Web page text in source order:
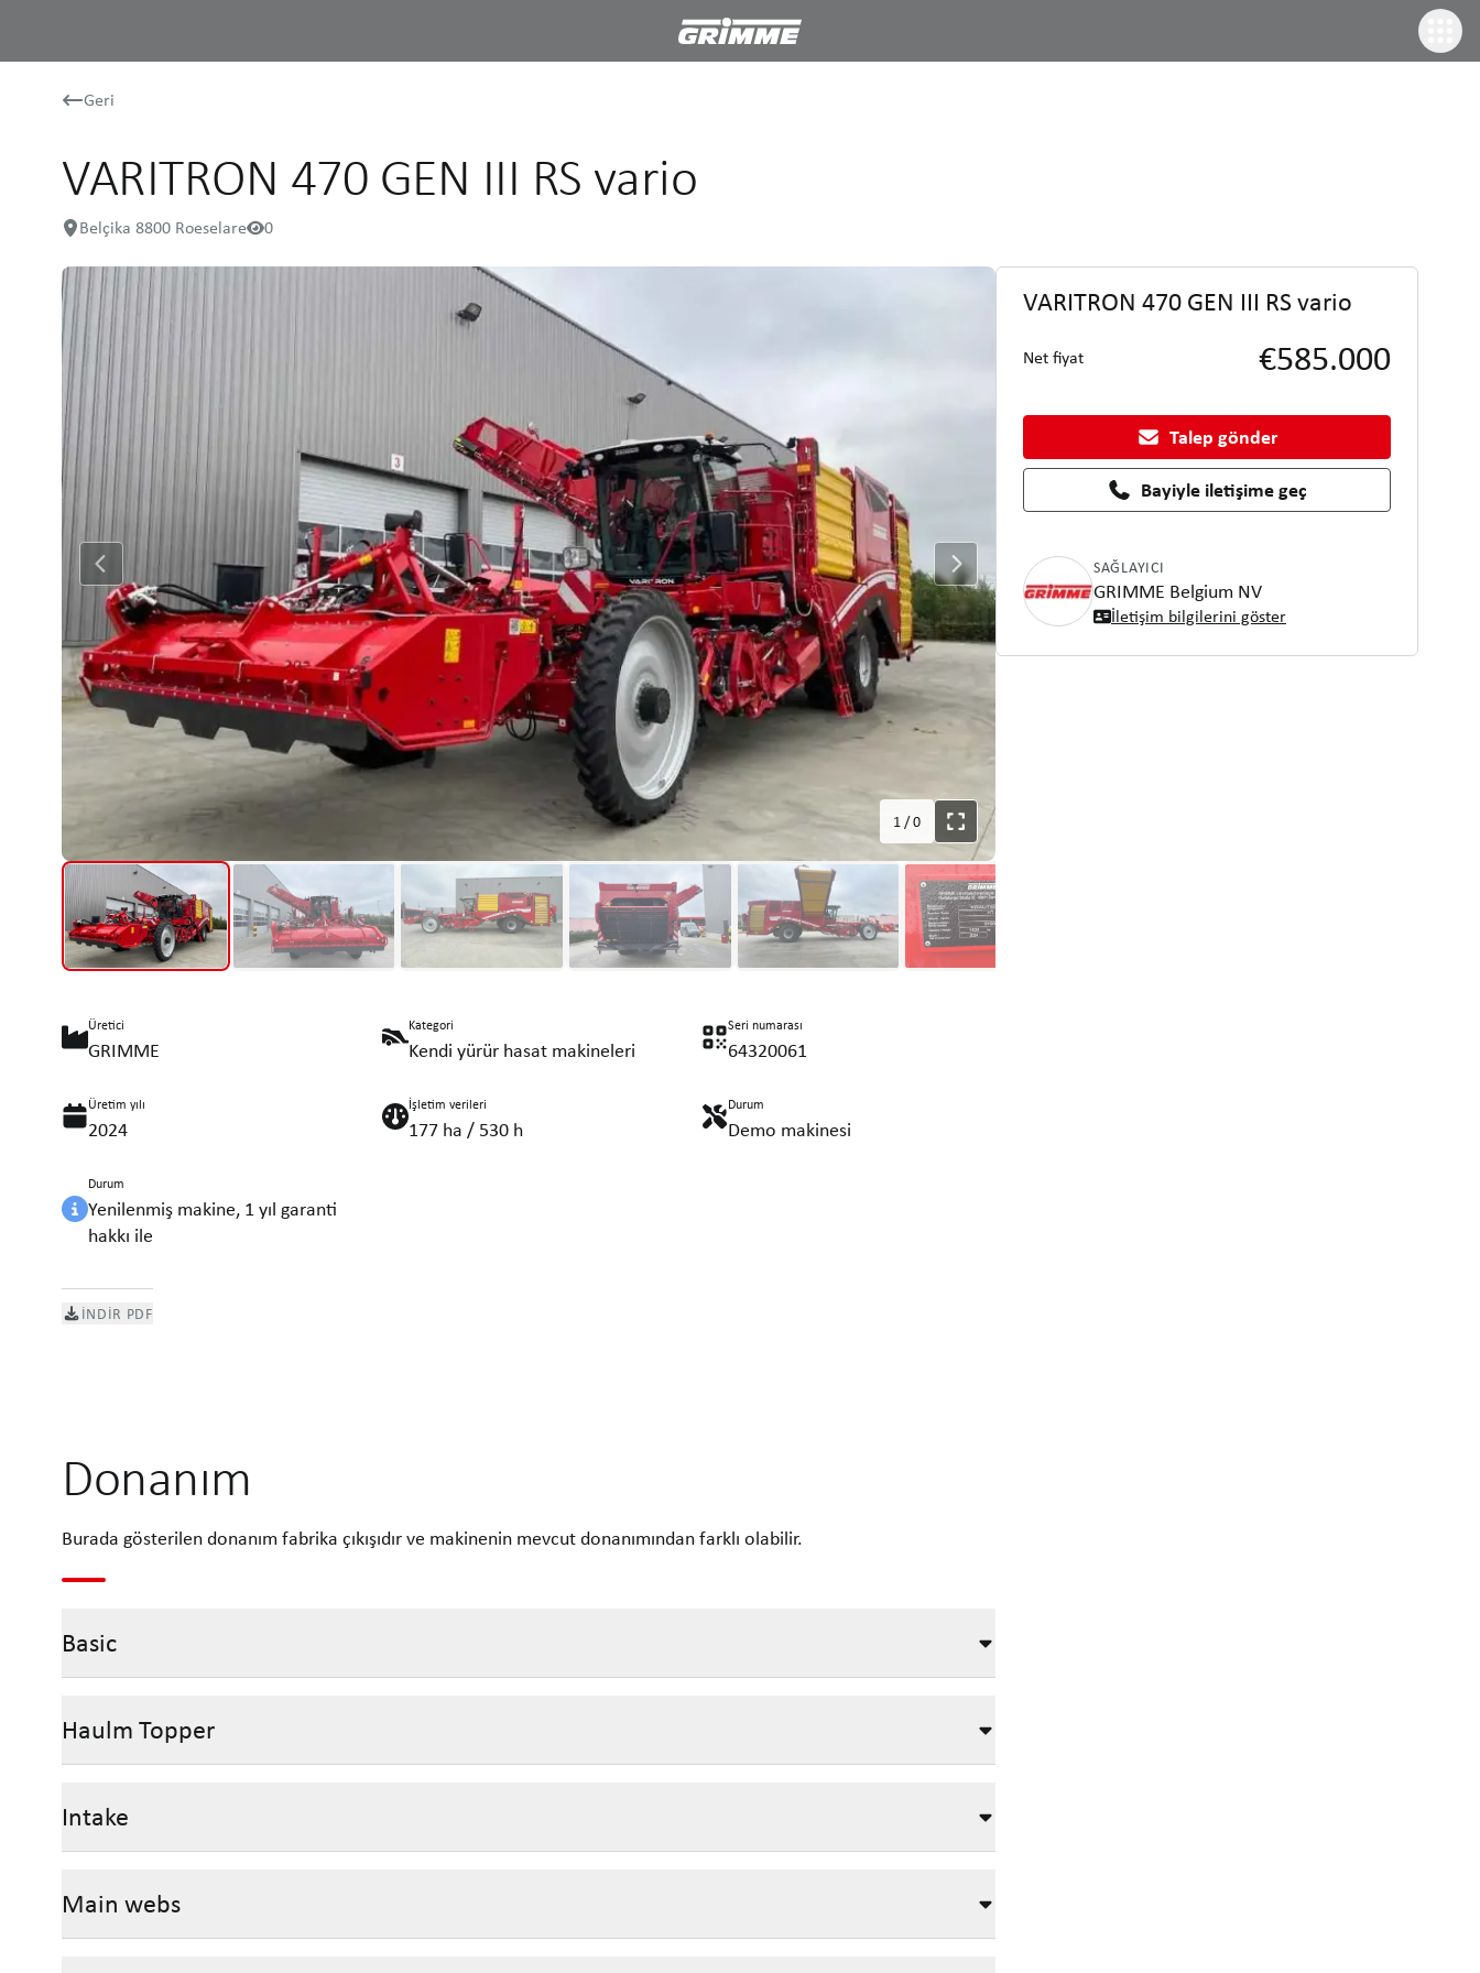
Geri
VARITRON 470 GEN III RS vario
Belçika 8800 Roeselare 0
1/0
Üretici
GRIMME
Kategori
Kendi yürür hasat makineleri
Seri numarası
64320061
Üretim yılı
2024
İşletim verileri
177 ha / 530 h
Durum
Demo makinesi
Durum
Yenilenmiş makine, 1 yıl garanti
hakkı ile
İNDIR PDF
Donanım
Burada gösterilen donanım fabrika çıkışıdır ve makinenin mevcut donanımından farklı olabilir.
Basic
Haulm Topper
Intake
Main webs
VARITRON 470 GEN III RS vario
Net fiyat €585.000
Talep gönder
Bayiyle iletişime geç
SAĞLAYICI
GRIMME Belgium NV
İletişim bilgilerini göster